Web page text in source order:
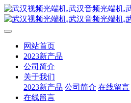
网站首页
2023新产品
公司简介
关于我们
2023新产品 公司简介 在线留言
在线留言